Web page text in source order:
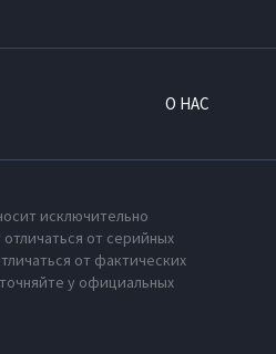
О НАС
исключительно
от серийных
от фактических
у официальных